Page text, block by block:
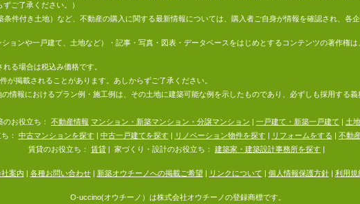
ご了承ください。）
件付き土地）など、不動産の購入に関する最新情報については、購入者ご自身が情報を確認され、各
ョンや一戸建て、土地など）・記事・写真・図表・データベースをはじめとするコンテンツの著作権
る場合は税込み価格です。
が掲載されることがあります。あしからずご了承ください。
情報におけるプラン例・施工例は、その土地に建築可能な例を示したものであり、必ずしも採用する義
のお役立ち： 不動産情報 マンション・新築マンション・分譲マンション 一戸建て・新築一戸建て 土地
：
中古マンションを探す| 中古一戸建てを探す| リノベーション物件を探す| リフォームをする 不動
賃貸のお役立ち：
賃貸 家づくり・設計のお役立ち： 建築家・建築設計事務所を探す
社案内 各種お問い合わせ| 新築オウチーノへの掲載ご希望 リンクについて 個人情報保護方針| 利用規
O-uccino(オウチーノ）は株式会社オウチーノの登録商標です。